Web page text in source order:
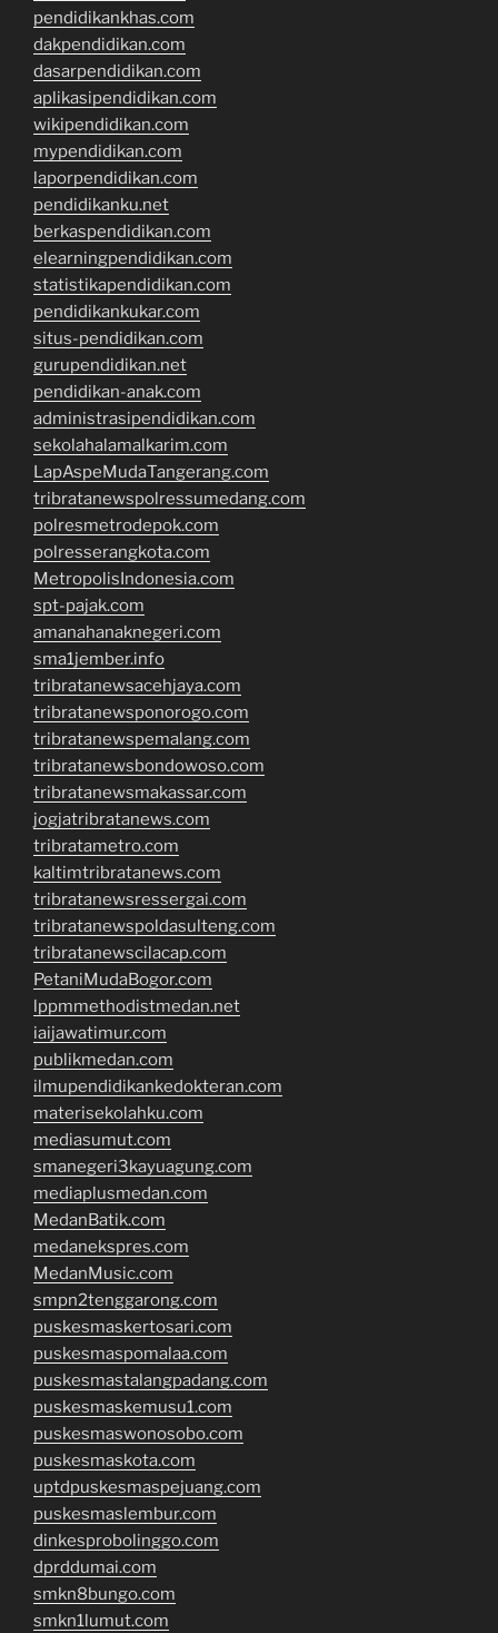
pendidikankhas.com
dakpendidikan.com
dasarpendidikan.com
aplikasipendidikan.com
wikipendidikan.com
mypendidikan.com
laporpendidikan.com
pendidikanku.net
berkaspendidikan.com
elearningpendidikan.com
statistikapendidikan.com
pendidikankukar.com
situs-pendidikan.com
gurupendidikan.net
pendidikan-anak.com
administrasipendidikan.com
sekolahalamalkarim.com
LapAspeMudaTangerang.com
tribratanewspolressumedang.com
polresmetrodepok.com
polresserangkota.com
MetropolisIndonesia.com
spt-pajak.com
amanahanaknegeri.com
sma1jember.info
tribratanewsacehjaya.com
tribratanewsponorogo.com
tribratanewspemalang.com
tribratanewsbondowoso.com
tribratanewsmakassar.com
jogjatribratanews.com
tribratametro.com
kaltimtribratanews.com
tribratanewsressergai.com
tribratanewspoldasulteng.com
tribratanewscilacap.com
PetaniMudaBogor.com
lppmmethodistmedan.net
iaijawatimur.com
publikmedan.com
ilmupendidikankedokteran.com
materisekolahku.com
mediasumut.com
smanegeri3kayuagung.com
mediaplusmedan.com
MedanBatik.com
medanekspres.com
MedanMusic.com
smpn2tenggarong.com
puskesmaskertosari.com
puskesmaspomalaa.com
puskesmastalangpadang.com
puskesmaskemusu1.com
puskesmaswonosobo.com
puskesmaskota.com
uptdpuskesmaspejuang.com
puskesmaslembur.com
dinkesprobolinggo.com
dprddumai.com
smkn8bungo.com
smkn1lumut.com